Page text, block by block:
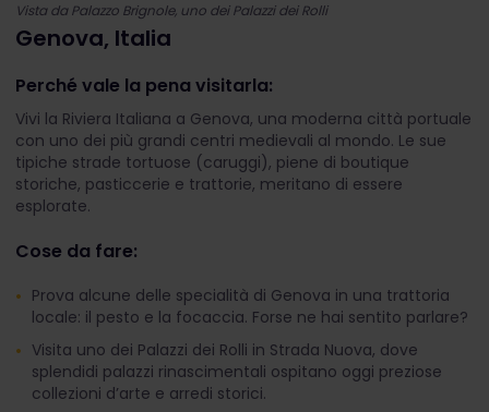
Vista da Palazzo Brignole, uno dei Palazzi dei Rolli
Genova, Italia
Perché vale la pena visitarla:
Vivi la Riviera Italiana a Genova, una moderna città portuale
con uno dei più grandi centri medievali al mondo. Le sue
tipiche strade tortuose (caruggi), piene di boutique
storiche, pasticcerie e trattorie, meritano di essere
esplorate.
Cose da fare:
Prova alcune delle specialità di Genova in una trattoria
locale: il pesto e la focaccia. Forse ne hai sentito parlare?
Visita uno dei Palazzi dei Rolli in Strada Nuova, dove
splendidi palazzi rinascimentali ospitano oggi preziose
collezioni d’arte e arredi storici.